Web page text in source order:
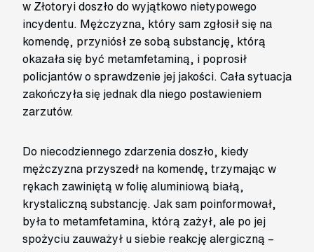
w Złotoryi doszło do wyjątkowo nietypowego
incydentu. Mężczyzna, który sam zgłosił się na
komendę, przyniósł ze sobą substancję, którą
okazała się być metamfetaminą, i poprosił
policjantów o sprawdzenie jej jakości. Cała sytuacja
zakończyła się jednak dla niego postawieniem
zarzutów.
Do niecodziennego zdarzenia doszło, kiedy
mężczyzna przyszedł na komendę, trzymając w
rękach zawiniętą w folię aluminiową białą,
krystaliczną substancję. Jak sam poinformował,
była to metamfetamina, którą zażył, ale po jej
spożyciu zauważył u siebie reakcję alergiczną –